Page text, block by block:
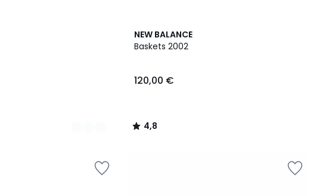
NEW BALANCE
Baskets 2002
120,00 €
4,8
/ 5
4,8
/